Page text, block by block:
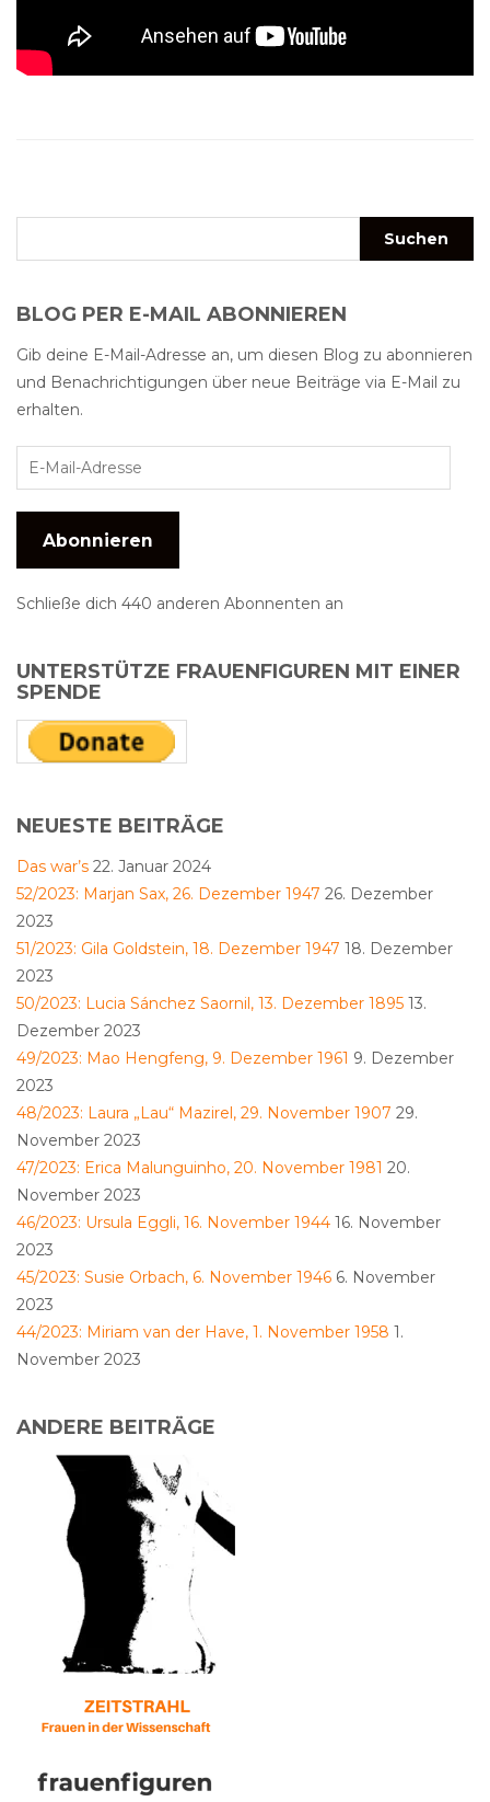
BLOG PER E-MAIL ABONNIEREN
Gib deine E-Mail-Adresse an, um diesen Blog zu abonnieren
und Benachrichtigungen über neue Beiträge via E-Mail zu
erhalten.
Abonnieren
Schließe dich 440 anderen Abonnenten an
UNTERSTÜTZE FRAUENFIGUREN MIT EINER
SPENDE
NEUESTE BEITRÄGE
Das war’s 22. Januar 2024
52/2023: Marjan Sax, 26. Dezember 1947 26. Dezember
2023
51/2023: Gila Goldstein, 18. Dezember 1947 18. Dezember
2023
50/2023: Lucia Sánchez Saornil, 13. Dezember 1895 13.
Dezember 2023
49/2023: Mao Hengfeng, 9. Dezember 1961 9. Dezember
2023
48/2023: Laura „Lau“ Mazirel, 29. November 1907 29.
November 2023
47/2023: Erica Malunguinho, 20. November 1981 20.
November 2023
46/2023: Ursula Eggli, 16. November 1944 16. November
2023
45/2023: Susie Orbach, 6. November 1946 6. November
2023
44/2023: Miriam van der Have, 1. November 1958 1.
November 2023
ANDERE BEITRÄGE